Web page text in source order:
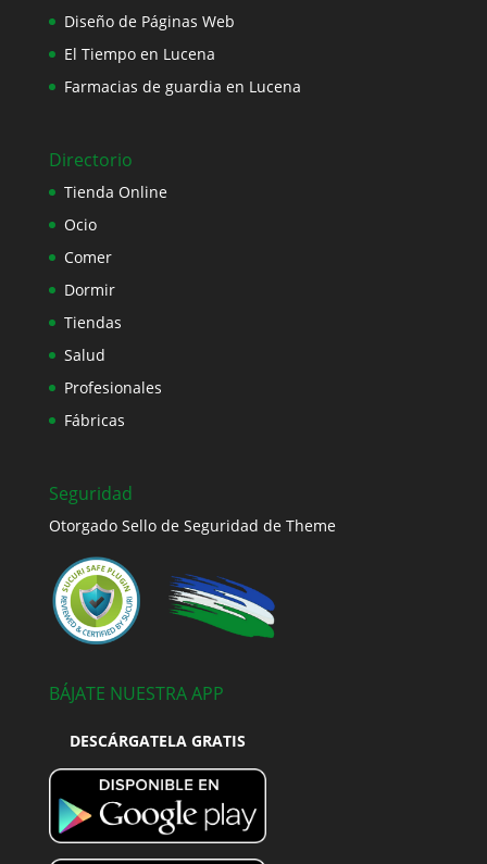
Diseño de Páginas Web
El Tiempo en Lucena
Farmacias de guardia en Lucena
Directorio
Tienda Online
Ocio
Comer
Dormir
Tiendas
Salud
Profesionales
Fábricas
Seguridad
Otorgado Sello de Seguridad de Theme
BÁJATE NUESTRA APP
DESCÁRGATELA GRATIS